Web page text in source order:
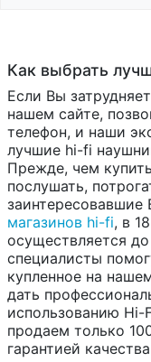
Как выбрать
Если Вы
нашем сайте,
телефон, и наши
лучшие hi-fi
Прежде, чем
послушать,
магазинов hi-fi, в
осуществляется
специалисты
купленное на
дать
использованию
продаем только
гарантией